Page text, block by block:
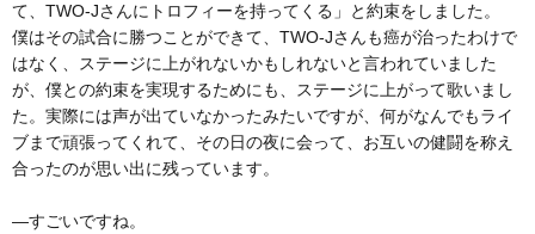
て、TWO-Jさんにトロフィーを持ってくる」と約束をしました。
僕はその試合に勝つことができて、TWO-Jさんも癌が治ったわけで
はなく、ステージに上がれないかもしれないと言われていました
が、僕との約束を実現するためにも、ステージに上がって歌いまし
た。実際には声が出ていなかったみたいですが、何がなんでもライ
ブまで頑張ってくれて、その日の夜に会って、お互いの健闘を称え
合ったのが思い出に残っています。
―すごいですね。